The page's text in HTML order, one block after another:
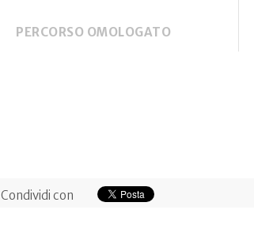
PERCORSO OMOLOGATO
Condividi con